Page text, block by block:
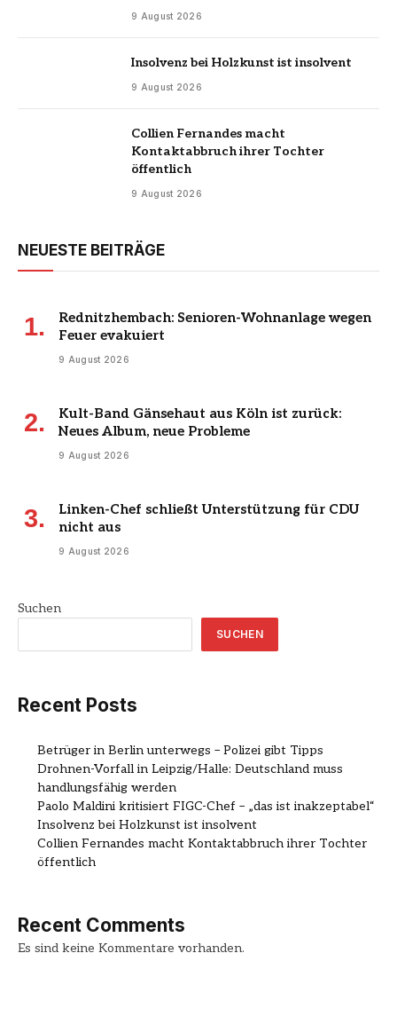
9 August 2026
Insolvenz bei Holzkunst ist insolvent
9 August 2026
Collien Fernandes macht
Kontaktabbruch ihrer Tochter
öffentlich
9 August 2026
NEUESTE BEITRÄGE
Rednitzhembach: Senioren-Wohnanlage wegen
Feuer evakuiert
9 August 2026
Kult-Band Gänsehaut aus Köln ist zurück:
Neues Album, neue Probleme
9 August 2026
Linken-Chef schließt Unterstützung für CDU
nicht aus
9 August 2026
Suchen
SUCHEN
Recent Posts
Betrüger in Berlin unterwegs – Polizei gibt Tipps
Drohnen-Vorfall in Leipzig/Halle: Deutschland muss
handlungsfähig werden
Paolo Maldini kritisiert FIGC-Chef – „das ist inakzeptabel“
Insolvenz bei Holzkunst ist insolvent
Collien Fernandes macht Kontaktabbruch ihrer Tochter
öffentlich
Recent Comments
Es sind keine Kommentare vorhanden.